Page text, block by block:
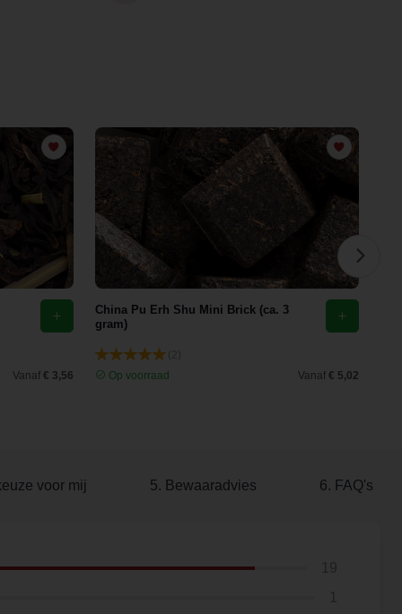
Vanaf € 3,56
China Pu Erh Shu Mini Brick (ca. 3
gram)
Op voorraad
Vanaf € 5,02
voor mij 5. Bewaaradvies 6. FAQ's